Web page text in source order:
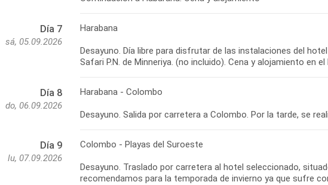
Día 7
sá, 05.09.2026
Harabana
Desayuno. Día libre para disfrutar de las instalaciones del
Día 8
do, 06.09.2026
Harabana - Colombo
Día 9
lu, 07.09.2026
Colombo - Playas del Suroeste
Desayuno. Traslado por carretera al hotel seleccionado,
recomendamos para la temporada de invierno ya que sufre